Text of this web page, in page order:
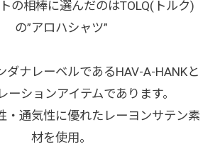
の相棒に選んだのはTOLQ(トルク)
の”アロハシャツ”
ダナレーベルであるHAV-A-HANKと
ーションアイテムであります。
・通気性に優れたレーヨンサテン素
材を使用。